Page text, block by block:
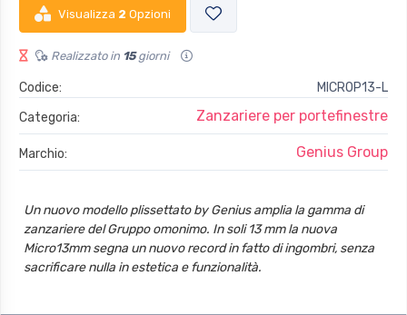
Visualizza 2 Opzioni
Realizzato in 15giorni
Codice:
MICROP13-L
Categoria:
Zanzariere per portefinestre
Marchio: Genius Group
Un nuovo modello plissettato by Genius amplia la gamma di
zanzariere del Gruppo omonimo. In soli 13 mm la nuova
Micro13mm segna un nuovo record in fatto di ingombri, senza
sacrificare nulla in estetica e funzionalità.